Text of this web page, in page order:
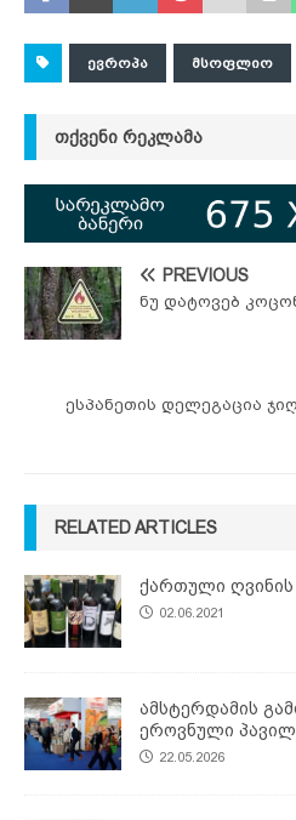
ᲔᲕᲠᲝᲞᲐ ᲛᲡᲝᲤᲚᲘᲝ
ᲗᲥᲕᲔᲜᲘ ᲠᲔᲙᲚᲐᲛᲐ
PREVIOUS
ნუ დატოვებ
ესპანეთის დელეგაცია
RELATED ARTICLES
ქართული
02.06.2021
ამსტერდამის
ეროვნული
22.05.2026